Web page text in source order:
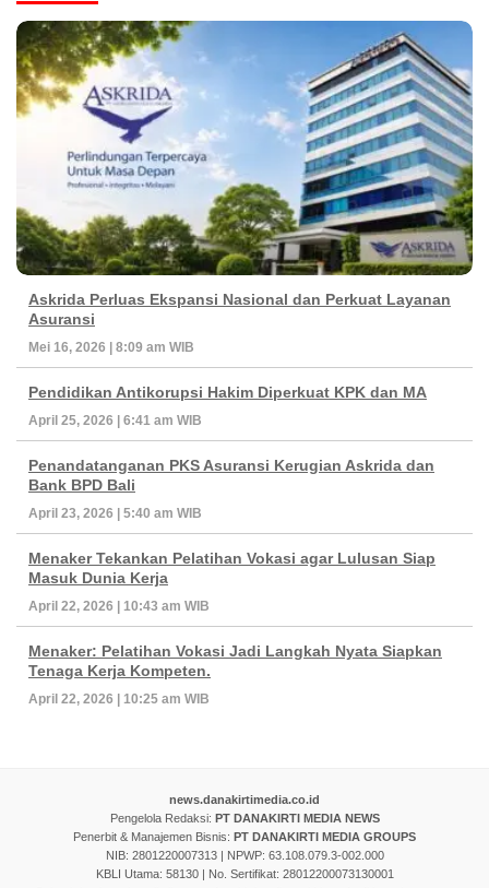
Askrida Perluas Ekspansi Nasional dan Perkuat Layanan
Asuransi
Mei 16, 2026 | 8:09 am WIB
Pendidikan Antikorupsi Hakim Diperkuat KPK dan MA
April 25, 2026 | 6:41 am WIB
Penandatanganan PKS Asuransi Kerugian Askrida dan
Bank BPD Bali
April 23, 2026 | 5:40 am WIB
Menaker Tekankan Pelatihan Vokasi agar Lulusan Siap
Masuk Dunia Kerja
April 22, 2026 | 10:43 am WIB
Menaker: Pelatihan Vokasi Jadi Langkah Nyata Siapkan
Tenaga Kerja Kompeten.
April 22, 2026 | 10:25 am WIB
news.danakirtimedia.co.id
Pengelola Redaksi: PT DANAKIRTI MEDIA NEWS
Penerbit & Manajemen Bisnis: PT DANAKIRTI MEDIA GROUPS
NIB: 2801220007313 | NPWP: 63.108.079.3-002.000
KBLI Utama: 58130 | No. Sertifikat: 28012200073130001